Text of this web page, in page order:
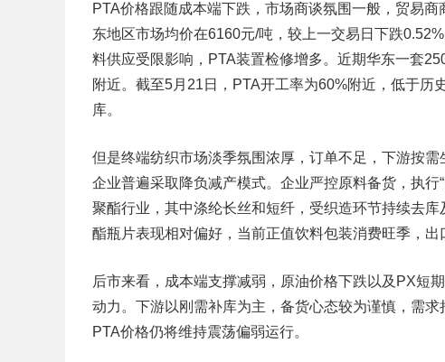
PTA价格跟随成本端下跌，市场商谈氛围一般，贸易
东地区市场均价在6160元/吨，较上一交易日下跌
料供应受限影响，PTA装置检修增多。近期华东一套
附近。截至5月21日，PTA开工率为60%附近，低于历
库。
但是终端纺织市场淡季氛围浓厚，订单不足，下游按
企业普遍采取降负减产模式。企业严控原料备货，执行
聚酯行业，其中涤纶长丝和短纤，受织造环节持续去
酯瓶片表现相对偏好，当前正值饮料包装消费旺季，出
后市来看，成本端支撑减弱，原油价格下跌以及PX短
动力。下游以刚需补库为主，备货心态较为谨慎，需
PTA价格仍将维持震荡偏弱运行。